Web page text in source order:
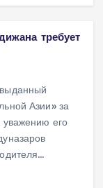
требует
Азии» за
уважению его